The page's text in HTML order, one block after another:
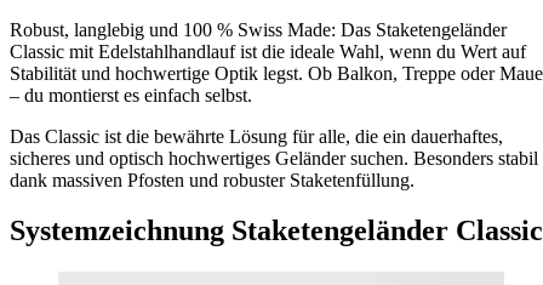
Robust, langlebig und 100 % Swiss Made: Das Staketengeländer
Classic mit Edelstahlhandlauf ist die ideale Wahl, wenn du Wert auf
Stabilität und hochwertige Optik legst. Ob Balkon, Treppe oder
– du montierst es einfach selbst.
Das Classic ist die bewährte Lösung für alle, die ein dauerhaftes,
sicheres und optisch hochwertiges Geländer suchen. Besonders stabil
dank massiven Pfosten und robuster Staketenfüllung.
Systemzeichnung Staketengeländer Classic